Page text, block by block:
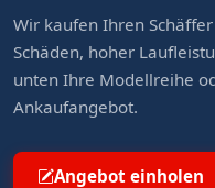
Wir kaufen Ihren
Schäden, hoher
unten Ihre Modellreihe
Ankaufangebot.
Angebot einholen